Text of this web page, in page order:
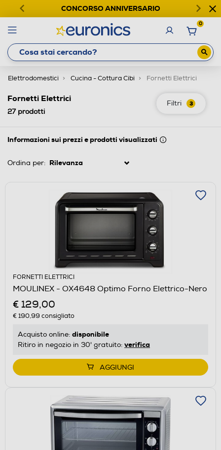
CONCORSO ANNIVERSARIO
0
Elettrodomestici Cucina - Cottura Cibi Fornetti Elettrici
Filtri 3
Fornetti Elettrici
27prodotti
Informazioni sui prezzi e prodotti visualizzati
Ordina per:
FORNETTI ELETTRICI
MOULINEX - OX4648 Optimo Forno Elettrico-Nero
€ 129,00
€ 190,99 consigliato
Acquisto online: disponibile
Ritiro in negozio in 30' gratuito: verifica
AGGIUNGI